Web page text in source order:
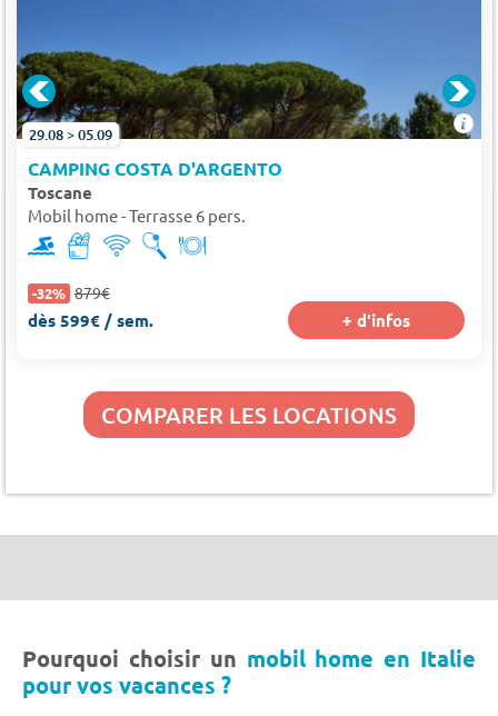
29.08 > 05.09
CAMPING COSTA D'ARGENTO
Toscane
Mobil home - Terrasse 6 pers.
-32% 879€
dès 599€ / sem. + d'infos
COMPARER LES LOCATIONS
Pourquoi choisir un mobil home en Italie
pour vos vacances ?